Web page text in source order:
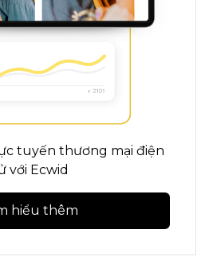
tuyến thương mại điện
với Ecwid
hiểu thêm